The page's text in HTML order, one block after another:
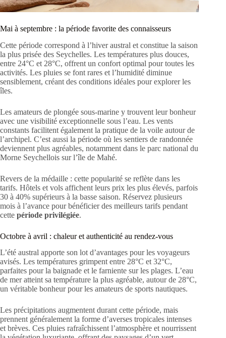
Mai à septembre : la période favorite des connaisseurs
Cette période correspond à l’hiver austral et constitue la saison
la plus prisée des Seychelles. Les températures plus douces,
entre 24°C et 28°C, offrent un confort optimal pour toutes les
activités. Les pluies se font rares et l’humidité diminue
sensiblement, créant des conditions idéales pour explorer les
îles.
Les amateurs de plongée sous-marine y trouvent leur bonheur
avec une visibilité exceptionnelle sous l’eau. Les vents
constants facilitent également la pratique de la voile autour de
l’archipel. C’est aussi la période où les sentiers de randonnée
deviennent plus agréables, notamment dans le parc national du
Morne Seychellois sur l’île de Mahé.
Revers de la médaille : cette popularité se reflète dans les
tarifs. Hôtels et vols affichent leurs prix les plus élevés, parfois
30 à 40% supérieurs à la basse saison. Réservez plusieurs
mois à l’avance pour bénéficier des meilleurs tarifs pendant
cette période privilégiée.
Octobre à avril : chaleur et authenticité au rendez-vous
L’été austral apporte son lot d’avantages pour les voyageurs
avisés. Les températures grimpent entre 28°C et 32°C,
parfaites pour la baignade et le farniente sur les plages. L’eau
de mer atteint sa température la plus agréable, autour de 28°C,
un véritable bonheur pour les amateurs de sports nautiques.
Les précipitations augmentent durant cette période, mais
prennent généralement la forme d’averses tropicales intenses
et brèves. Ces pluies rafraîchissent l’atmosphère et nourrissent